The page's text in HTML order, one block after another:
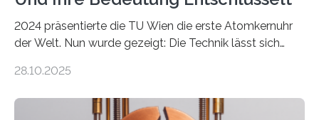
2024 präsentierte die TU Wien die erste Atomkernuhr
der Welt. Nun wurde gezeigt: Die Technik lässt sich
fundamentalen Physik nachzugehen. Thorium-
Messungen verwenden. Das hatte man jahrzehntelang
28.10.2025